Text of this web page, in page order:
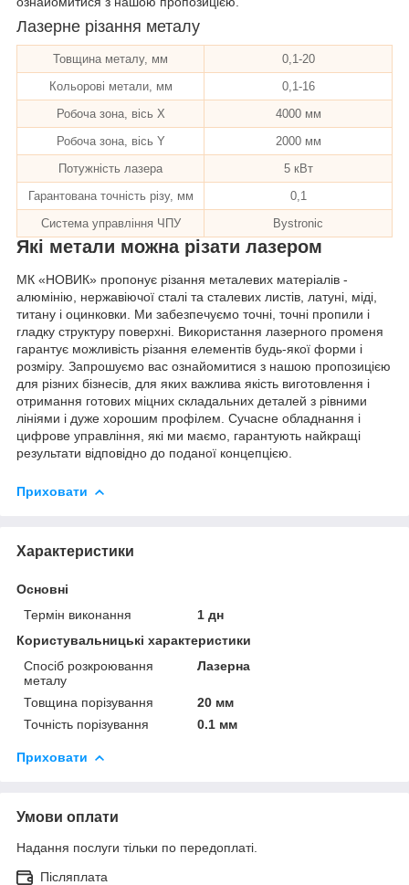
Лазерне різання металу
Товщина металу, мм
0,1-20
Кольорові метали, мм
0,1-16
Робоча зона, вісь X
4000 мм
Робоча зона, вісь Y
2000 мм
Потужність лазера
5 кВт
Гарантована точність різу, мм
0,1
Система управління ЧПУ
Bystronic
Які метали можна різати лазером
МК «НОВИК» пропонує різання металевих матеріалів -
алюмінію, нержавіючої сталі та сталевих листів, латуні, міді,
титану і оцинковки. Ми забезпечуємо точні, точні пропили і
гладку структуру поверхні. Використання лазерного променя
гарантує можливість різання елементів будь-якої форми і
розміру. Запрошуємо вас ознайомитися з нашою пропозицією
для різних бізнесів, для яких важлива якість виготовлення і
отримання готових міцних складальних деталей з рівними
лініями і дуже хорошим профілем. Сучасне обладнання і
цифрове управління, які ми маємо, гарантують найкращі
результати відповідно до поданої концепцією.
Приховати
Характеристики
Основні
Термін виконання
1 дн
Користувальницькі характеристики
Спосіб розкроювання
металу
Лазерна
Товщина порізування
20 мм
Точність порізування
0.1 мм
Приховати
Умови оплати
Надання послуги тільки по передоплаті.
Післяплата